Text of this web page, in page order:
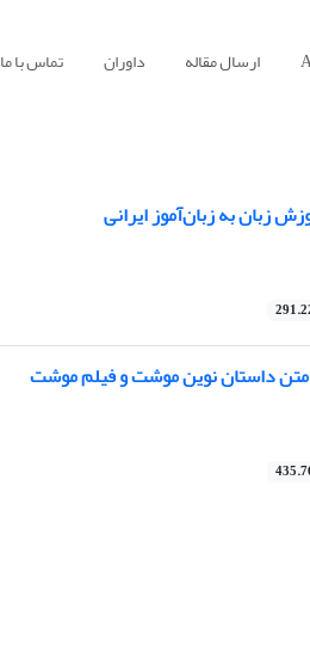
ارسال مقاله داوران تماس با ما
زبان به زبان‌آموز ایرانی
متن داستان نوین موشت و فیلم موشت